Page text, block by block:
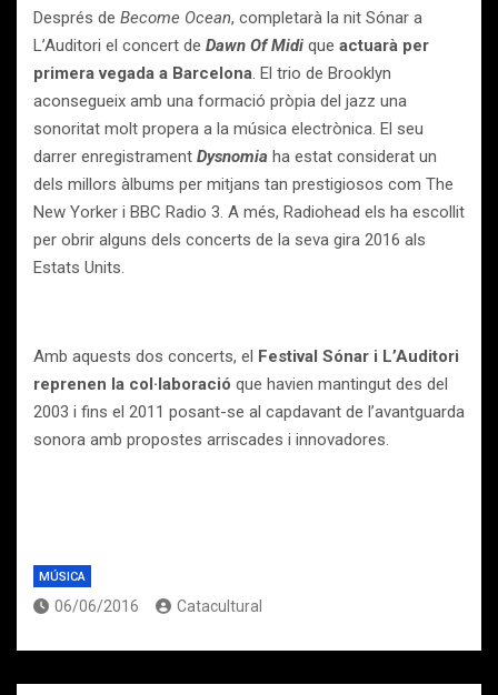
Després de Become Ocean, completarà la nit Sónar a
L’Auditori el concert de Dawn Of Midi que actuarà per
primera vegada a Barcelona. El trio de Brooklyn
aconsegueix amb una formació pròpia del jazz una
sonoritat molt propera a la música electrònica. El seu
darrer enregistrament Dysnomia ha estat considerat un
dels millors àlbums per mitjans tan prestigiosos com The
New Yorker i BBC Radio 3. A més, Radiohead els ha escollit
per obrir alguns dels concerts de la seva gira 2016 als
Estats Units.
Amb aquests dos concerts, el Festival Sónar i L’Auditori
reprenen la col·laboració que havien mantingut des del
2003 i fins el 2011 posant-se al capdavant de l’avantguarda
sonora amb propostes arriscades i innovadores.
MÚSICA
06/06/2016 Catacultural